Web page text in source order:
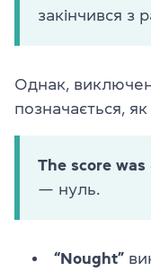
закінчився з
Однак,
позначається, як
The score
— нуль.
“Nought”